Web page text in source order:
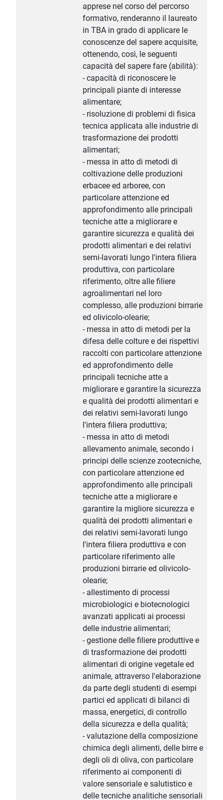
apprese nel corso del percorso
formativo, renderanno il laureato
in TBA in grado di applicare le
conoscenze del sapere acquisite,
ottenendo, così, le seguenti
capacità del sapere fare (abilità):
- capacità di riconoscere le
principali piante di interesse
alimentare;
- risoluzione di problemi di fisica
tecnica applicata alle industrie di
trasformazione dei prodotti
alimentari;
- messa in atto di metodi di
coltivazione delle produzioni
erbacee ed arboree, con
particolare attenzione ed
approfondimento alle principali
tecniche atte a migliorare e
garantire sicurezza e qualità dei
prodotti alimentari e dei relativi
semi-lavorati lungo l'intera filiera
produttiva, con particolare
riferimento, oltre alle filiere
agroalimentari nel loro
complesso, alle produzioni birrarie
ed olivicolo-olearie;
- messa in atto di metodi per la
difesa delle colture e dei rispettivi
raccolti con particolare attenzione
ed approfondimento delle
principali tecniche atte a
migliorare e garantire la sicurezza
e qualità dei prodotti alimentari e
dei relativi semi-lavorati lungo
l'intera filiera produttiva;
- messa in atto di metodi
allevamento animale, secondo i
principi delle scienze zootecniche,
con particolare attenzione ed
approfondimento alle principali
tecniche atte a migliorare e
garantire la migliore sicurezza e
qualità dei prodotti alimentari e
dei relativi semi-lavorati lungo
l'intera filiera produttiva e con
particolare riferimento alle
produzioni birrarie ed olivicolo-
olearie;
- allestimento di processi
microbiologici e biotecnologici
avanzati applicati ai processi
delle industrie alimentari;
- gestione delle filiere produttive e
di trasformazione dei prodotti
alimentari di origine vegetale ed
animale, attraverso l'elaborazione
da parte degli studenti di esempi
partici ed applicati di bilanci di
massa, energetici, di controllo
della sicurezza e della qualità;
- valutazione della composizione
chimica degli alimenti, delle birre e
degli oli di oliva, con particolare
riferimento ai componenti di
valore sensoriale e salutistico e
delle tecniche analitiche sensoriali